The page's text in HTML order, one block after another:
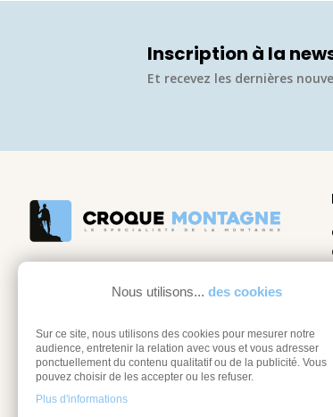
Nous utilisons... des cookies
Sur ce site, nous utilisons des cookies pour mesurer notre
audience, entretenir la relation avec vous et vous adresser
ponctuellement du contenu qualitatif ou de la publicité. Vous
pouvez choisir de les accepter ou les refuser.
Plus d'informations
Inscription à la
Et recevez les dernières